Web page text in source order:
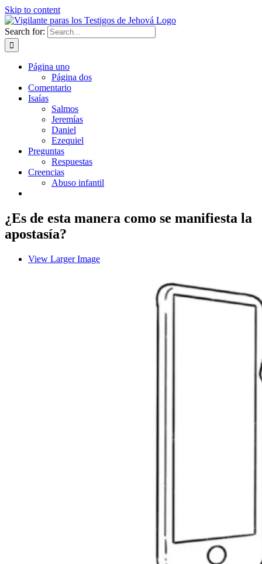
Skip to content
Search for:
Página uno
Página dos
Comentario
Isaías
Salmos
Jeremías
Daniel
Ezequiel
Preguntas
Respuestas
Creencias
Abuso infantil
¿Es de esta manera como se manifiesta la
apostasía?
View Larger Image